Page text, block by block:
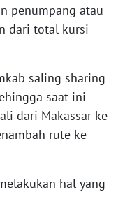
penumpang atau
dari total kursi
saling sharing
saat ini
dari Makassar ke
rute ke
hal yang